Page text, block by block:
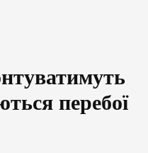
перебої